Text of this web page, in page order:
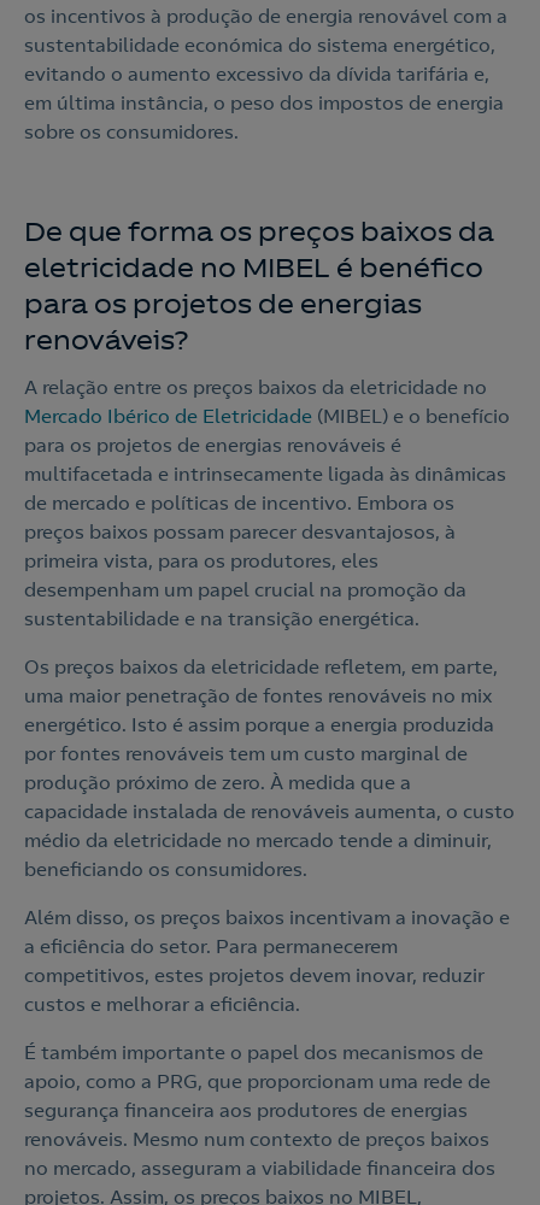
os incentivos à produção de energia renovável com a
sustentabilidade económica do sistema energético,
evitando o aumento excessivo da dívida tarifária e,
em última instância, o peso dos impostos de energia
sobre os consumidores.
De que forma os preços baixos da
eletricidade no MIBEL é benéfico
para os projetos de energias
renováveis?
A relação entre os preços baixos da eletricidade no
Mercado Ibérico de Eletricidade (MIBEL) e o benefício
para os projetos de energias renováveis é
multifacetada e intrinsecamente ligada às dinâmicas
de mercado e políticas de incentivo. Embora os
preços baixos possam parecer desvantajosos, à
primeira vista, para os produtores, eles
desempenham um papel crucial na promoção da
sustentabilidade e na transição energética.
Os preços baixos da eletricidade refletem, em parte,
uma maior penetração de fontes renováveis no mix
energético. Isto é assim porque a energia produzida
por fontes renováveis tem um custo marginal de
produção próximo de zero. À medida que a
capacidade instalada de renováveis aumenta, o custo
médio da eletricidade no mercado tende a diminuir,
beneficiando os consumidores.
Além disso, os preços baixos incentivam a inovação e
a eficiência do setor. Para permanecerem
competitivos, estes projetos devem inovar, reduzir
custos e melhorar a eficiência.
É também importante o papel dos mecanismos de
apoio, como a PRG, que proporcionam uma rede de
segurança financeira aos produtores de energias
renováveis. Mesmo num contexto de preços baixos
no mercado, asseguram a viabilidade financeira dos
projetos. Assim, os preços baixos no MIBEL,